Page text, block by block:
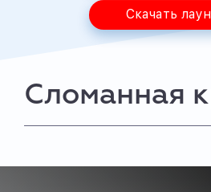
Скачать
Сломанная